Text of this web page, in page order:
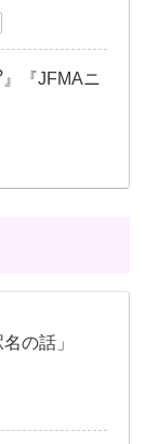
『JFMAニ
の話」